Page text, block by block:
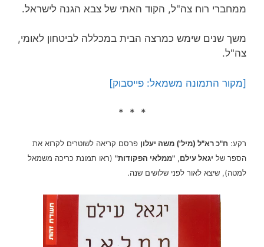
ממחברי רוח צה"ל, הקוד האתי של צבא הגנה לישראל.
משך שנים שימש כמרצה הבית במכללה לביטחון לאומי,
צה"ל.
[מקור התמונה משמאל: פייסבוק]
* * *
רקע: ח"כ רא"ל (מיל') משה יעלון פרסם קריאה לשוטרים לקרוא את
הספר של יגאל עילם, "ממלאי הפקודות" (ראו תמונת כריכה משמאל
למטה), שיצא לאור לפני שלושים שנה.